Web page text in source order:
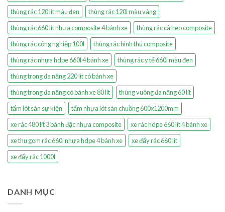
thùng rác 120 lít màu đen
thùng rác 120l màu vàng
thùng rác 660 lít nhựa composite 4 bánh xe
thùng rác cà heo composite
thùng rác công nghiệp 100l
thùng rác hình thú composite
thùng rác nhựa hdpe 660l 4 bánh xe
thùng rác y tế 660l màu đen
thùng trong đa năng 220 lít có bánh xe
thùng trong đa năng có bánh xe 80 lít
thùng vuông đa năng 60 lít
tấm lót sàn sự kiện
tấm nhựa lót sàn chuồng 600x1200mm
xe rác 480 lít 3 bánh đặc nhựa composite
xe rác hdpe 660 lít 4 bánh xe
xe thu gom rác 660l nhựa hdpe 4 bánh xe
xe đẩy rác 660 lít
xe đẩy rác 1000l
DANH MỤC